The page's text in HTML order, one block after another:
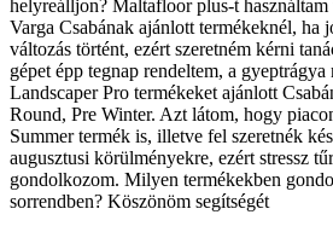
helyreálljon? Maltafloor plus-t használtam
Varga Csabának ajánlott termékeknél, ha
változás történt, ezért szeretném kérni
gépet épp tegnap rendeltem, a
Landscaper Pro termékeket ajánlott
Round, Pre Winter. Azt látom, hogy
Summer termék is, illetve fel szeretnék
augusztusi körülményekre, ezért stressz
gondolkozom. Milyen termékekben
sorrendben? Köszönöm segítségét